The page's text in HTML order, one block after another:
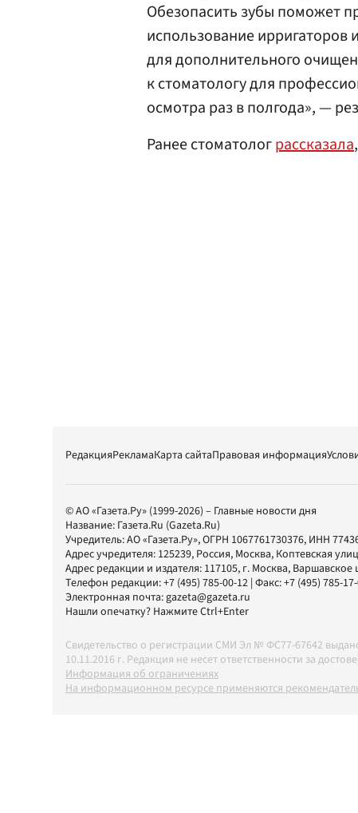
Обезопасить зубы поможет
использование ирригаторов
для дополнительного
к стоматологу для
осмотра раз в полгода», —
Ранее стоматолограссказала
РедакцияРекламаКарта сайтаПравовая информация
© АО «Газета.Ру» (1999-2026) – Главные новости дня
Название: Газета.Ru (Gazeta.Ru)
Учредитель:АО «Газета.Ру», ОГРН 1067761730376, ИНН
Адрес учредителя: 125239, Россия, Москва, Коптевская
Адрес редакции и издателя: 117105, г. Москва, Варшавское
Телефон редакции:+7 (495) 785-00-12 | Факс:+7 (495) 785-
Электронная почта:gazeta@gazeta.ru
Нашли опечатку? Нажмите Ctrl+Enter
Свидетельство о регистрации СМИ Эл № ФС77-67642
10.11.2016 г. Редакция не несет ответственности за
Информация об ограничениях
На информационном ресурсе применяются